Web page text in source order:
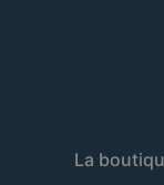
La